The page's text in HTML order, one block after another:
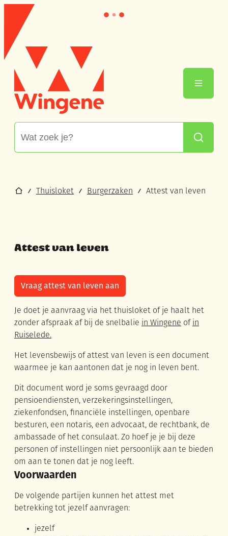
Naar inhoud
Wingene
Zoeken
Menu
Startpagina
Thuisloket Burgerzaken Attest van leven
Attest van leven
Vraag attest van leven aan
Je doet je aanvraag via het thuisloket of je haalt het
zonder afspraak af bij de snelbalie in Wingene of in
Ruiselede.
Het levensbewijs of attest van leven is een document
waarmee je kan aantonen dat je nog in leven bent.
Dit document word je soms gevraagd door
pensioendiensten, verzekeringsinstellingen,
ziekenfondsen, financiële instellingen, openbare
besturen, een notaris, een advocaat, de rechtbank, de
ambassade of het consulaat. Zo hoef je je bij deze
personen of instellingen niet persoonlijk aan te bieden
om aan te tonen dat je nog leeft.
Voorwaarden
De volgende partijen kunnen het attest met
betrekking tot jezelf aanvragen:
jezelf